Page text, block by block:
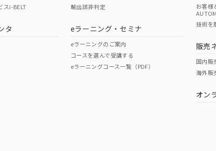
O
あります。
この製品の規格認証/適合状況ページへ
の認証はこちらのページからご検索ください
スi-BELT
タ
輸出該非判定
eラーニング・セミナ
eラーニングのご案内
コースを選んで受講する
eラーニングコース一覧（PDF）
お客様
技術を
販売
国内販
海外販
オン